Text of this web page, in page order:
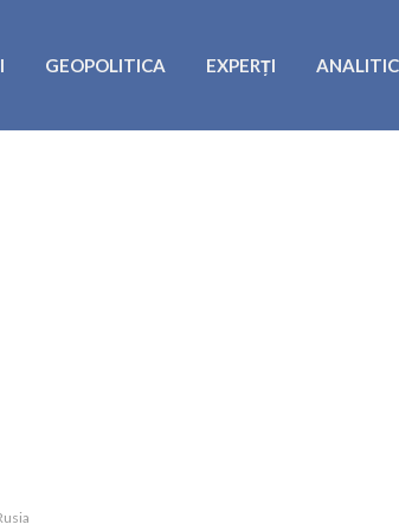
GEOPOLITICA EXPERȚI